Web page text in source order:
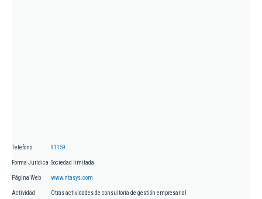
Teléfono 91159...
Forma Jurídica Sociedad limitada
Página Web www.ntasys.com
Actividad Otras actividades de consultoría de gestión empresarial